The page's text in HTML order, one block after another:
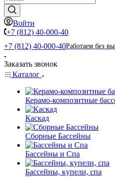
Войти
+7 (812) 40-000-40
+7 (812) 40-000-40Работаем без
Заказать звонок
Каталог
Керамо-композитные
Каскад
Сборные Бассейны
Бассейны и Спа
Бассейны, купели, спа